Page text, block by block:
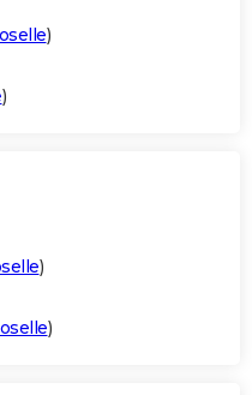
)
)
)
)